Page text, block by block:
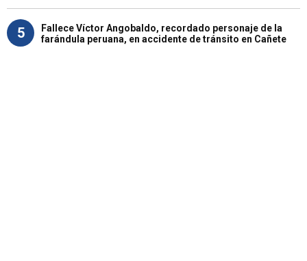
5
Fallece Víctor Angobaldo, recordado personaje de la
farándula peruana, en accidente de tránsito en Cañete